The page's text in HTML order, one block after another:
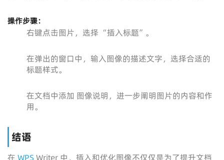
操作步骤：
右键点击图片，选择 “插入标题”。
在弹出的窗口中，输入图像的描述文字，选择合适的
标题样式。
在文档中添加 图像说明，进一步阐明图片的内容和作
用。
结语
在 WPS Writer 中，插入和优化图像不仅仅是为了提升文档